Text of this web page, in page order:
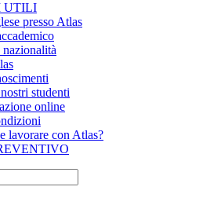
UTILI
presso Atlas
studenti
online
lavorare con Atlas?